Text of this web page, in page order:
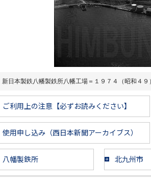
新日本製鉄八幡製鉄所八幡工場＝１９７４（昭和４
ご利用上の注意【必ずお読みください】
使用申し込み（西日本新聞アーカイブス）
八幡製鉄所 北九州市